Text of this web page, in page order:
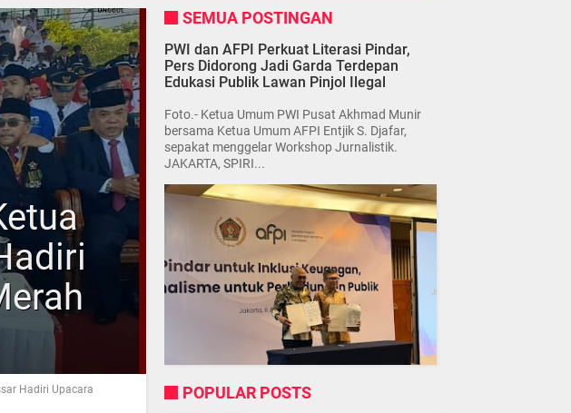
Hadiri Upacara
SEMUA POSTINGAN
PWI dan AFPI Perkuat Literasi Pindar,
Pers Didorong Jadi Garda Terdepan
Edukasi Publik Lawan Pinjol Ilegal
Foto.- Ketua Umum PWI Pusat Akhmad Munir
bersama Ketua Umum AFPI Entjik S. Djafar,
sepakat menggelar Workshop Jurnalistik.
JAKARTA, SPIRI...
POPULAR POSTS